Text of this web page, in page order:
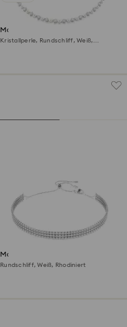
Matrix Tennis Halskette
Kristallperle, Rundschliff, Weiß,
Matrix Halsband
Rundschliff, Weiß, Rhodiniert